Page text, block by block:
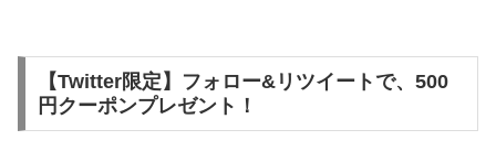
【Twitter限定】フォロー&リツイートで、500
円クーポンプレゼント！